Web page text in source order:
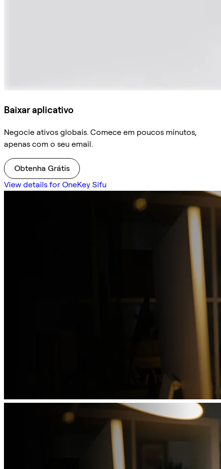
Baixar aplicativo
Negocie ativos globais. Comece em poucos minutos,
apenas com o seu email.
Obtenha Grátis
View details for OneKey Sifu